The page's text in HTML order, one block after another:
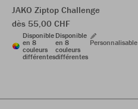
JAKO Ziptop Challenge
dès 55,00 CHF
Disponible
en 8
couleurs
différentes
Disponible
en 8
couleurs
différentes
Personnalisable